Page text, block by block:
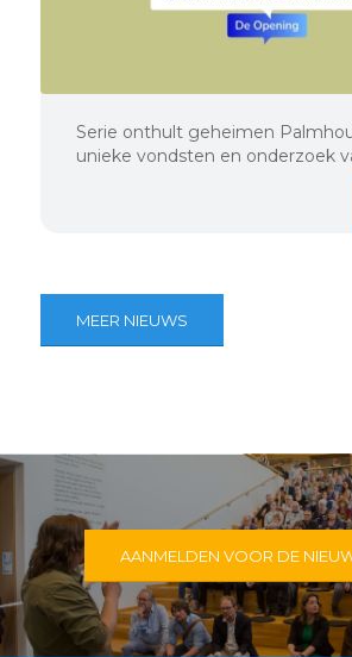
Serie onthult geheimen
unieke vondsten en onderzoek
MEER NIEUWS
AANMELDEN VOOR DE